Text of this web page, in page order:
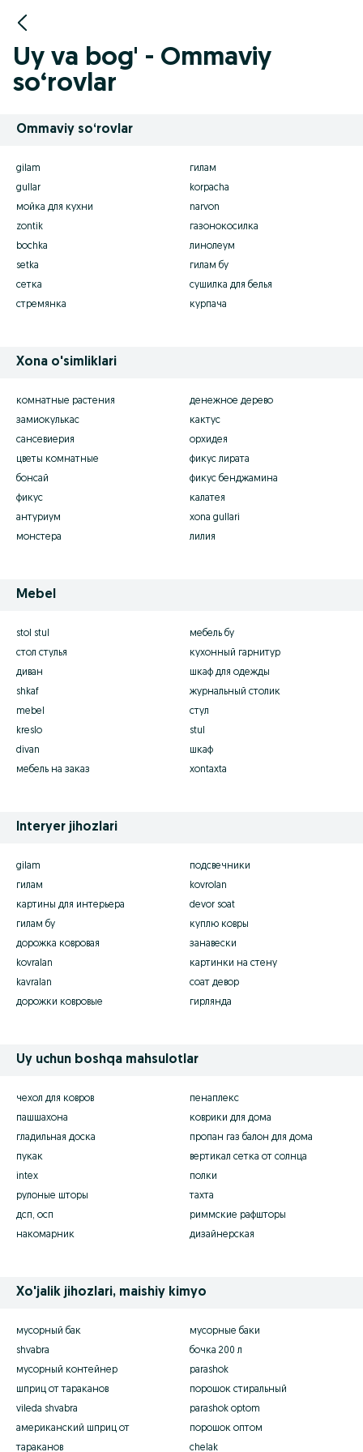
Uy va bog' - Ommaviy
so‘rovlar
Ommaviy so‘rovlar
gilam
gullar
мойка для кухни
zontik
bochka
setka
сетка
стремянка
гилам
korpacha
narvon
газонокосилка
линолеум
гилам бу
сушилка для белья
курпача
Xona o'simliklari
комнатные растения
замиокулькас
сансевиерия
цветы комнатные
бонсай
фикус
антуриум
монстера
денежное дерево
кактус
орхидея
фикус лирата
фикус бенджамина
калатея
xona gullari
лилия
Mebel
stol stul
стол стулья
диван
shkaf
mebel
kreslo
divan
мебель на заказ
мебель бу
кухонный гарнитур
шкаф для одежды
журнальный столик
стул
stul
шкаф
xontaxta
Interyer jihozlari
gilam
гилам
картины для интерьера
гилам бу
дорожка ковровая
kovralan
kavralan
дорожки ковровые
подсвечники
kovrolan
devor soat
куплю ковры
занавески
картинки на стену
соат девор
гирлянда
Uy uchun boshqa mahsulotlar
чехол для ковров
пашшахона
гладильная доска
пукак
intex
рулоные шторы
дсп, осп
накомарник
пенаплекс
коврики для дома
пропан газ балон для дома
вертикал сетка от солнца
полки
тахта
риммские рафшторы
дизайнерская
Xo'jalik jihozlari, maishiy kimyo
мусорный бак
shvabra
мусорный контейнер
шприц от тараканов
vileda shvabra
американский шприц от
тараканов
мусорные баки
бочка 200 л
parashok
порошок стиральный
parashok optom
порошок оптом
chelak